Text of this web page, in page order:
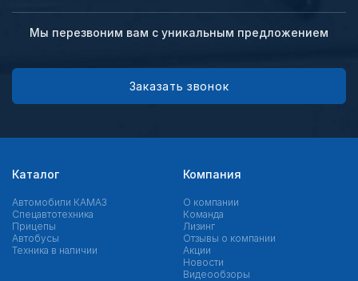
Мы перезвоним вам с уникальным предложением
Заказать звонок
Каталог
Автомобили КАМАЗ
Спецавтотехника
Прицепы
Автобусы
Техника в наличии
Компания
О компании
Команда
Лизинг
Отзывы о компании
Акции
Новости
Видеообзоры